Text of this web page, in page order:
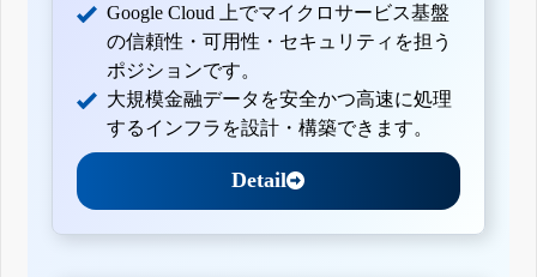
Google Cloud 上でマイクロサービス基盤
の信頼性・可用性・セキュリティを担う
ポジションです。
大規模金融データを安全かつ高速に処理
するインフラを設計・構築できます。
Detail